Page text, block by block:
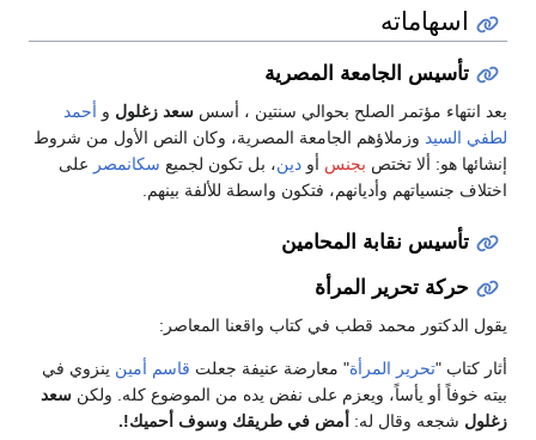
اسهاماته
تأسيس الجامعة المصرية
بعد انتهاء مؤتمر الصلح بحوالي سنتين ، أسس سعد زغلول و أحمد
لطفي السيد وزملاؤهم الجامعة المصرية، وكان النص الأول من شروط
إنشائها هو: ألا تختص بجنس أو دين، بل تكون لجميع سكانمصر على
اختلاف جنسياتهم وأديانهم، فتكون واسطة للألفة بينهم.
تأسيس نقابة المحامين
حركة تحرير المرأة
يقول الدكتور محمد قطب في كتاب واقعنا المعاصر:
أثار كتاب "تحرير المرأة" معارضة عنيفة جعلت قاسم أمين ينزوي في
بيته خوفاً أو يأساً، ويعزم على نفض يده من الموضوع كله. ولكن سعد
زغلول شجعه وقال له: أمض في طريقك وسوف أحميك!.